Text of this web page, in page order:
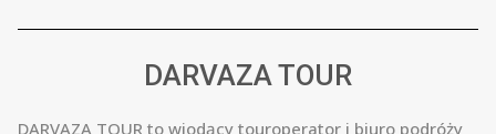
DARVAZA TOUR
DARVAZA TOUR to wiodący touroperator i biuro podróży